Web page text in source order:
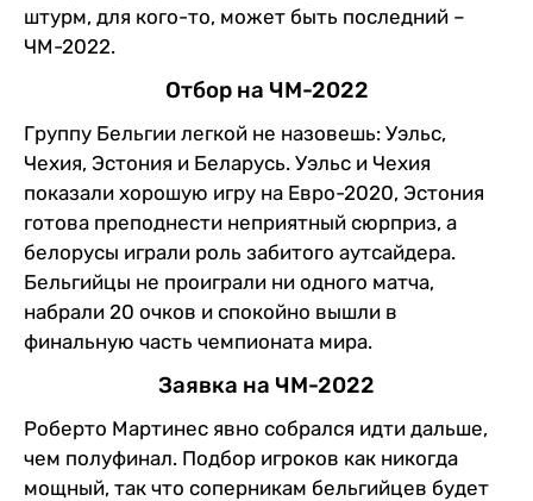
штурм, для кого-то, может быть последний –
ЧМ-2022.
Отбор на ЧМ-2022
Группу Бельгии легкой не назовешь: Уэльс,
Чехия, Эстония и Беларусь. Уэльс и Чехия
показали хорошую игру на Евро-2020, Эстония
готова преподнести неприятный сюрприз, а
белорусы играли роль забитого аутсайдера.
Бельгийцы не проиграли ни одного матча,
набрали 20 очков и спокойно вышли в
финальную часть чемпионата мира.
Заявка на ЧМ-2022
Роберто Мартинес явно собрался идти дальше,
чем полуфинал. Подбор игроков как никогда
мощный, так что соперникам бельгийцев будет